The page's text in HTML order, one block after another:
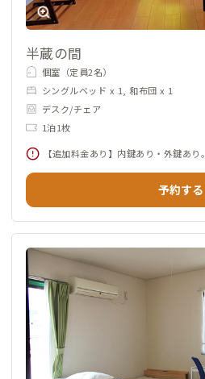
半蔵の間
個室（定員2名）
シングルベッド x 1, 和布団 x 1
デスク/チェア
1泊1枚
【追加料金あり】内鍵あり・外鍵あり。
予約する